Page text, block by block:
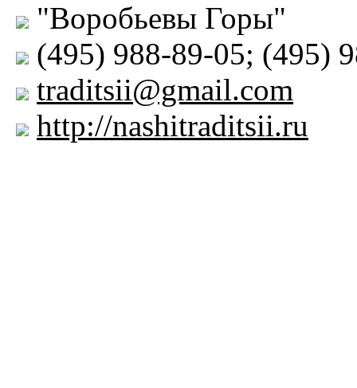
"Воробьевы Горы"
(495) 988-89-05; (495)
traditsii@gmail.com
http://nashitraditsii.ru